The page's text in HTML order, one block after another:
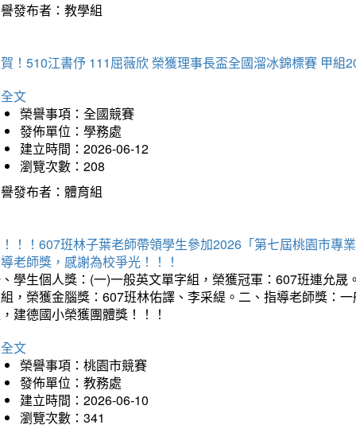
發布者：教學組
！510江書伃 111屈薇欣 榮獲理事長盃全國溜冰錦標賽 甲組
文
榮譽事項：全國競賽
發佈單位：學務處
建立時間：2026-06-12
瀏覽次數：208
發布者：體育組
！！607班林子葉老師帶領學生參加2026「第七屆桃園市專
老師獎，感謝為校爭光！！！
學生個人獎：(一)一般英文單字組，榮獲冠軍：607班連允
，榮獲金腦獎：607班林佑譯、李采緹。二、指導老師獎：
建德國小榮獲團體獎！！！
文
榮譽事項：桃園市競賽
發佈單位：教務處
建立時間：2026-06-10
瀏覽次數：341